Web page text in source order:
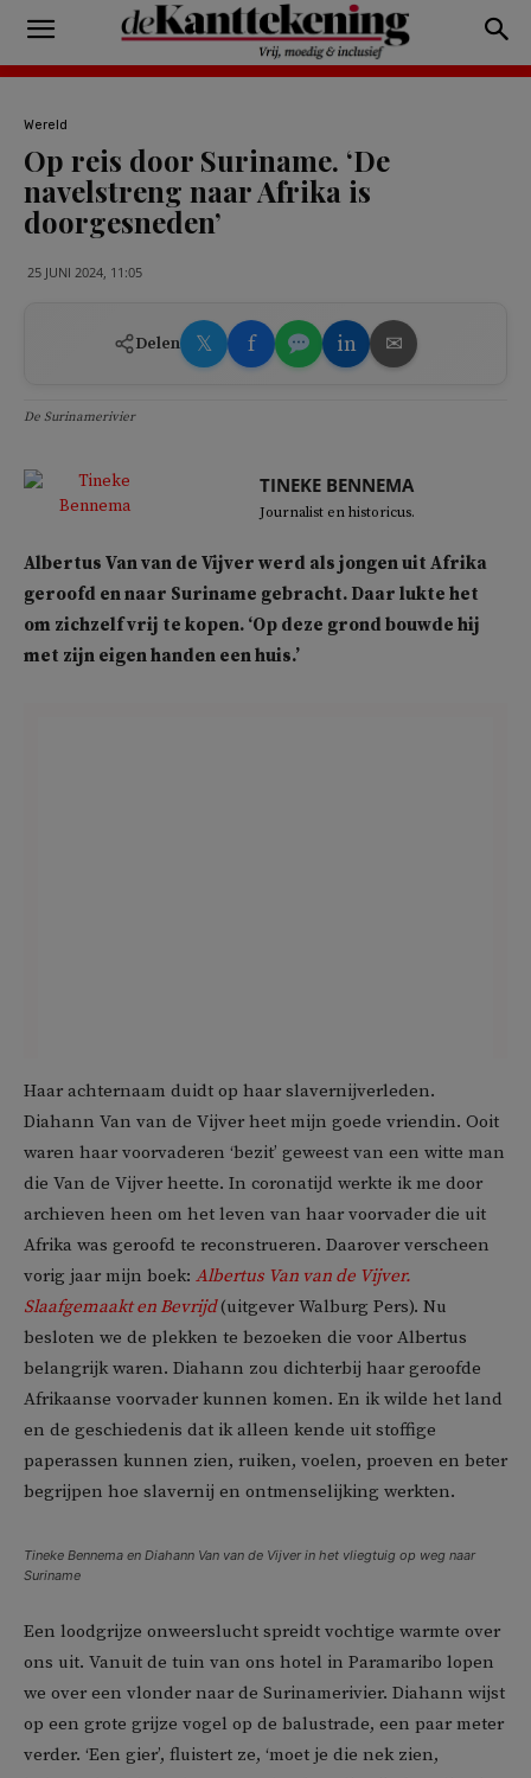
Wereld
Op reis door Suriname. ‘De
navelstreng naar Afrika is
doorgesneden’
25 JUNI 2024, 11:05
Delen 𝕏 f in ✉
De Surinamerivier
TINEKE BENNEMA
Journalist en historicus.
Albertus Van van de Vijver werd als jongen uit Afrika
geroofd en naar Suriname gebracht. Daar lukte het
om zichzelf vrij te kopen. ‘Op deze grond bouwde hij
met zijn eigen handen een huis.’
Haar achternaam duidt op haar slavernijverleden.
Diahann Van van de Vijver heet mijn goede vriendin. Ooit
waren haar voorvaderen ‘bezit’ geweest van een witte man
die Van de Vijver heette. In coronatijd werkte ik me door
archieven heen om het leven van haar voorvader die uit
Afrika was geroofd te reconstrueren. Daarover verscheen
vorig jaar mijn boek: Albertus Van van de Vijver.
Slaafgemaakt en Bevrijd(uitgever Walburg Pers). Nu
besloten we de plekken te bezoeken die voor Albertus
belangrijk waren. Diahann zou dichterbij haar geroofde
Afrikaanse voorvader kunnen komen. En ik wilde het land
en de geschiedenis dat ik alleen kende uit stoffige
paperassen kunnen zien, ruiken, voelen, proeven en beter
begrijpen hoe slavernij en ontmenselijking werkten.
Tineke Bennema en Diahann Van van de Vijver in het vliegtuig op weg naar
Suriname
Een loodgrijze onweerslucht spreidt vochtige warmte over
ons uit. Vanuit de tuin van ons hotel in Paramaribo lopen
we over een vlonder naar de Surinamerivier. Diahann wijst
op een grote grijze vogel op de balustrade, een paar meter
verder. ‘Een gier’, fluistert ze, ‘moet je die nek zien,